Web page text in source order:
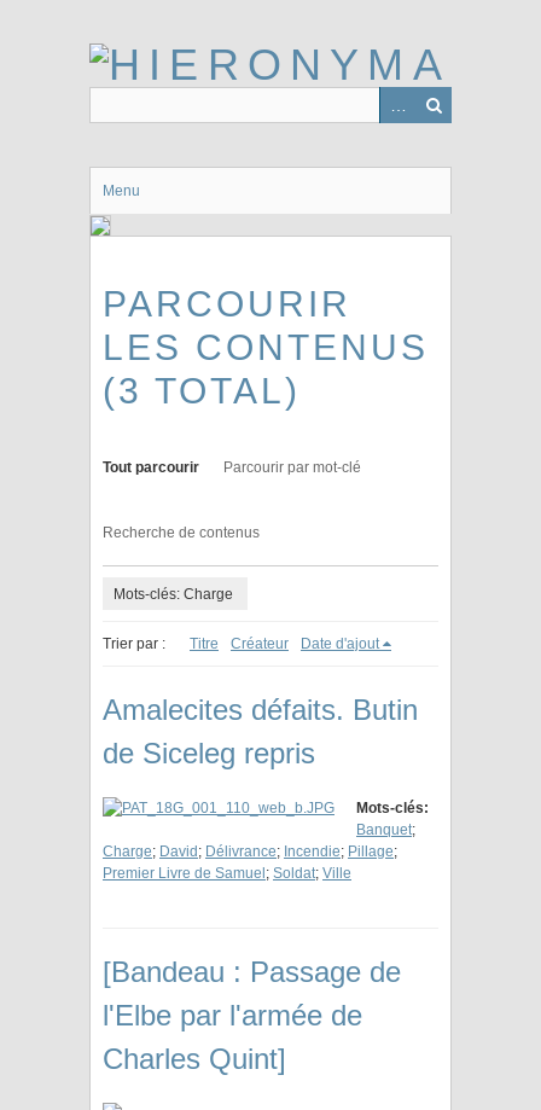
Menu
PARCOURIR
LES CONTENUS
(3 TOTAL)
Tout parcourir Parcourir par mot-clé
Recherche de contenus
Mots-clés: Charge
Trier par : Titre Créateur Date d'ajout
Amalecites défaits. Butin
de Siceleg repris
Mots-clés:
Banquet;
Charge; David ; Délivrance; Incendie; Pillage;
Premier Livre de Samuel ; Soldat; Ville
[Bandeau : Passage de
l'Elbe par l'armée de
Charles Quint]